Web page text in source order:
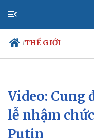
/THẾ GIỚI
Chính trị
Đảng
Tổ chức nhân sự
Quốc hội
Video: Cung
lễ nhậm
Putin